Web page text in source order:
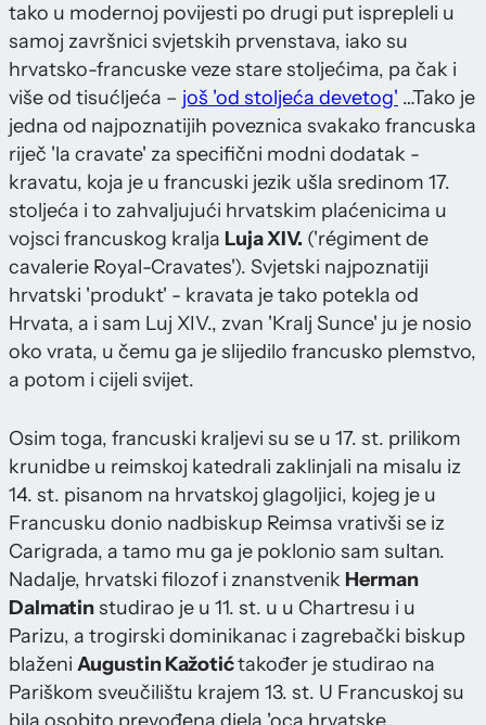
tako u modernoj povijesti po drugi put isprepleli u
samoj završnici svjetskih prvenstava, iako su
hrvatsko-francuske veze stare stoljećima, pa čak i
više od tisućljeća – još 'od stoljeća devetog' …Tako je
jedna od najpoznatijih poveznica svakako francuska
riječ 'la cravate' za specifični modni dodatak -
kravatu, koja je u francuski jezik ušla sredinom 17.
stoljeća i to zahvaljujući hrvatskim plaćenicima u
vojsci francuskog kralja Luja XIV. ('régiment de
cavalerie Royal-Cravates'). Svjetski najpoznatiji
hrvatski 'produkt' - kravata je tako potekla od
Hrvata, a i sam Luj XIV., zvan 'Kralj Sunce' ju je nosio
oko vrata, u čemu ga je slijedilo francusko plemstvo,
a potom i cijeli svijet.
Osim toga, francuski kraljevi su se u 17. st. prilikom
krunidbe u reimskoj katedrali zaklinjali na misalu iz
14. st. pisanom na hrvatskoj glagoljici, kojeg je u
Francusku donio nadbiskup Reimsa vrativši se iz
Carigrada, a tamo mu ga je poklonio sam sultan.
Nadalje, hrvatski filozof i znanstvenik Herman
Dalmatinstudirao je u 11. st. u u Chartresu i u
Parizu, a trogirski dominikanac i zagrebački biskup
blaženi Augustin Kažotićtakođer je studirao na
Pariškom sveučilištu krajem 13. st. U Francuskoj su